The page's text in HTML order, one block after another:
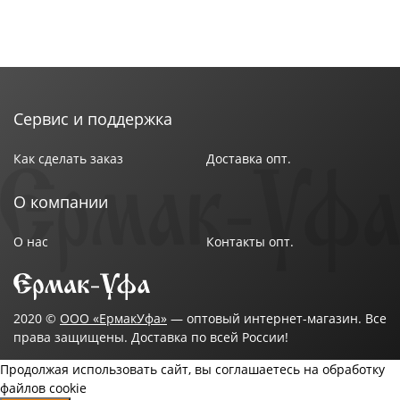
Сервис и поддержка
Как сделать заказ Доставка опт.
О компании
О нас Контакты опт.
2020 © ООО «ЕрмакУфа» — оптовый интернет-магазин. Все
права защищены. Доставка по всей России!
Продолжая использовать сайт, вы соглашаетесь на обработку
файлов cookie